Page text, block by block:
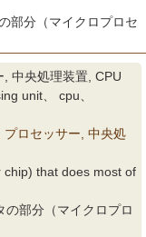
部分（マイクロプロセ
中央処理装置, CPU
unit、 cpu、
プロセッサー, 中央処
that does most of
の部分（マイクロプロ